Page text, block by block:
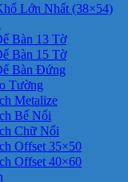
Lớn Nhất (38×54)
Bàn 13 Tờ
Bàn 15 Tờ
Bàn Đứng
Tường
Metalize
Bế Nổi
Chữ Nổi
Offset 35×50
Offset 40×60